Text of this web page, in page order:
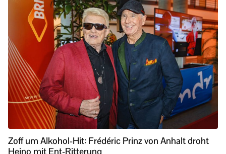
Zoff um Alkohol-Hit: Frédéric Prinz von Anhalt droht
Heino mit Ent-Ritterung